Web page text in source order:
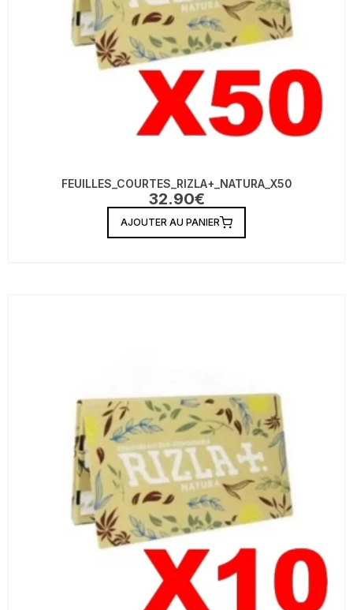
FEUILLES_COURTES_RIZLA+_NATURA_X50
32.90€
AJOUTER AU PANIER